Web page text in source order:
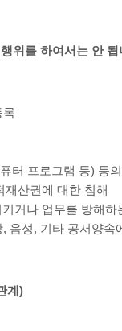
위를 하여서는 안 됩
록
터 프로그램 등) 등
재산권에 대한 침해
거나 업무를 방해하
음성, 기타 공서양
계)